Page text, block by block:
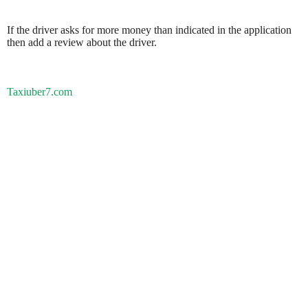
If the driver asks for more money than indicated in the application
then add a review about the driver.
Taxiuber7.com